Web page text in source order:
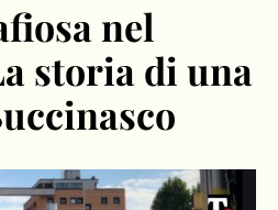
nel
storia di una